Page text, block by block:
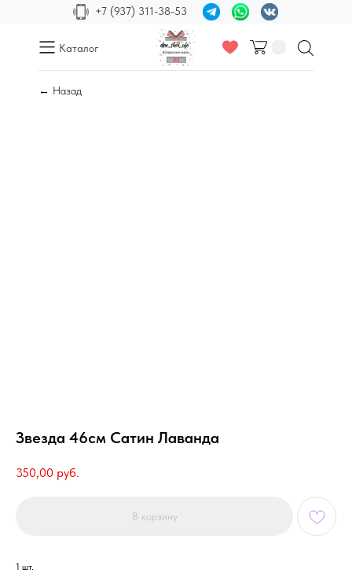
+7 (937) 311-38-53
Каталог
← Назад
Звезда 46см Сатин Лаванда
350,00 руб.
В корзину
1 шт.